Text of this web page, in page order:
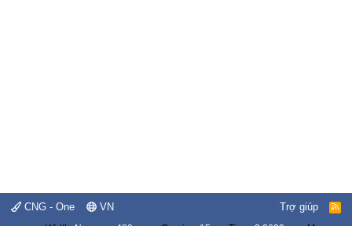
CNG - One VN Trợ giúp
R